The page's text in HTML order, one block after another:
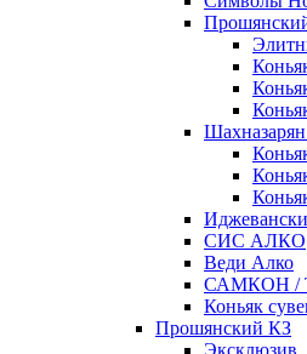
СИС АЛКО
Веди Алко
САМКОН /
Коньяк
Прошянский КЗ
Эксклюзив